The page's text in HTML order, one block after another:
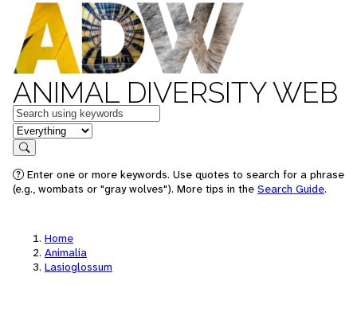
ANIMAL DIVERSITY WEB
Keywords
in feature
Search
Enter one or more keywords. Use quotes to search for a phrase
(e.g., wombats or "gray wolves"). More tips in the Search Guide.
Home
Animalia
Lasioglossum